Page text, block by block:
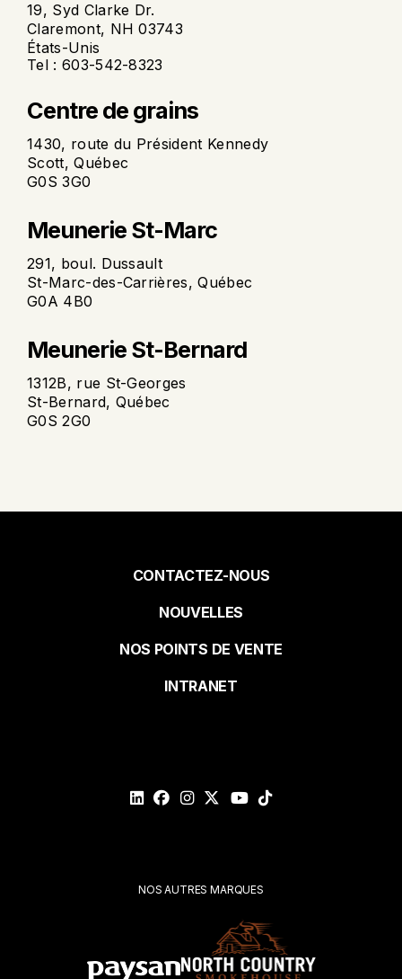
19, Syd Clarke Dr.
Claremont, NH 03743
États-Unis
Tel : 603-542-8323
Centre de grains
1430, route du Président Kennedy
Scott, Québec
G0S 3G0
Meunerie St-Marc
291, boul. Dussault
St-Marc-des-Carrières, Québec
G0A 4B0
Meunerie St-Bernard
1312B, rue St-Georges
St-Bernard, Québec
G0S 2G0
Pied
de
page
CONTACTEZ-NOUS
NOUVELLES
NOS POINTS DE VENTE
INTRANET
NOS AUTRES MARQUES